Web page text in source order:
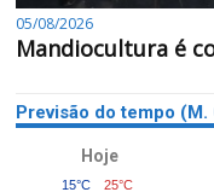
05/08/2026
Mandiocultura é
Previsão do tempo (M.
Hoje
15°C 25°C